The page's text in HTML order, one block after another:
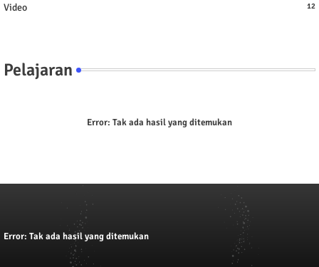
Video 12
Pelajaran
Error: Tak ada hasil yang ditemukan
Error: Tak ada hasil yang ditemukan